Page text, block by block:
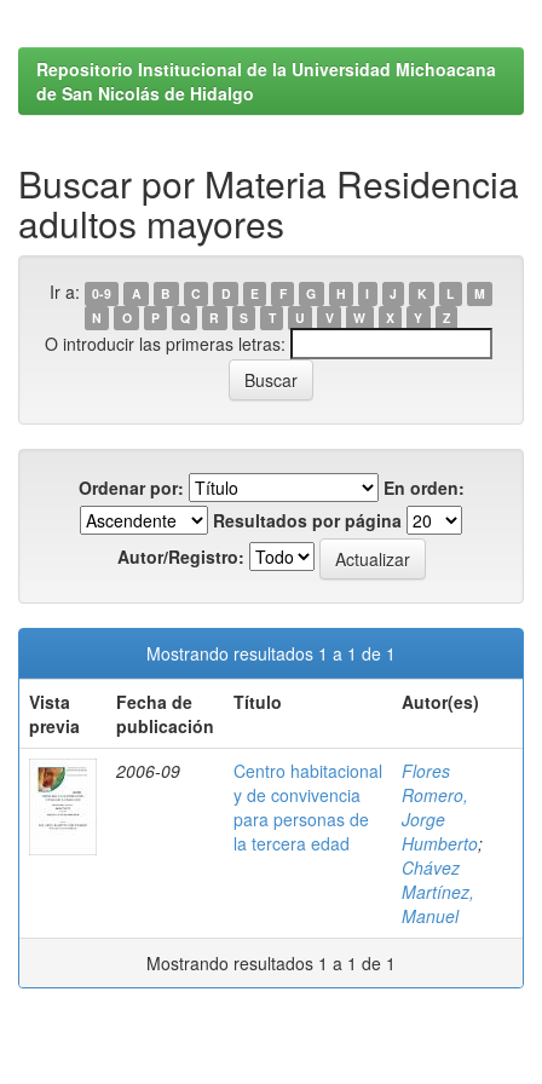
Repositorio Institucional de la Universidad Michoacana
de San Nicolás de Hidalgo
Buscar por Materia Residencia
adultos mayores
Ir a: 0-9 A B C D E F G H I J K L
M
N
O P Q R S T U V W X Y Z
O introducir las primeras letras:
Ordenar por:
En orden:
Resultados por página
Autor/Registro:
Mostrando resultados 1 a 1 de 1
Vista
previa
Fecha de
publicación
Título Autor(es)
2006-09
Centro habitacional
y de convivencia
para personas de
la tercera edad
Flores
Romero,
Jorge
Humberto;
Chávez
Martínez,
Manuel
Mostrando resultados 1 a 1 de 1